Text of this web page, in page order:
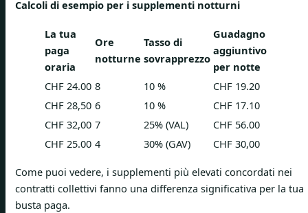
Calcoli di esempio per i supplementi notturni
La tua
paga
oraria
Ore
notturne
Tasso di
sovrapprezzo
Guadagno
aggiuntivo
per notte
CHF 24.00 8 10 %
CHF 19.20
CHF 28,50 6 10 %
CHF 17.10
CHF 32,00 7 25% (VAL)
CHF 56.00
CHF 25.00 4 30% (GAV) CHF 30,00
Come puoi vedere, i supplementi più elevati concordati nei
contratti collettivi fanno una differenza significativa per la tua
busta paga.